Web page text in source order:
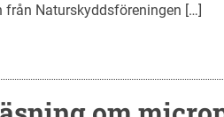
från Naturskyddsföreningen […]